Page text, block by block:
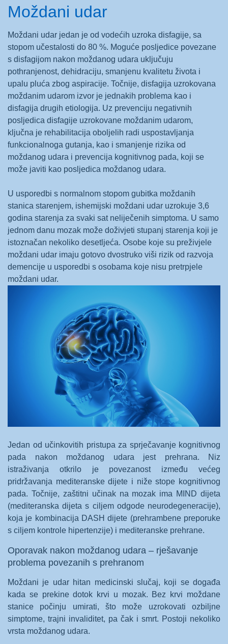
Moždani udar
Moždani udar jedan je od vodećih uzroka disfagije, sa
stopom učestalosti do 80 %. Moguće posljedice povezane
s disfagijom nakon moždanog udara uključuju
pothranjenost, dehidraciju, smanjenu kvalitetu života i
upalu pluća zbog aspiracije. Točnije, disfagija uzrokovana
moždanim udarom izvor je jednakih problema kao i
disfagija drugih etiologija. Uz prevenciju negativnih
posljedica disfagije uzrokovane moždanim udarom,
ključna je rehabilitacija oboljelih radi uspostavljanja
funkcionalnoga gutanja, kao i smanjenje rizika od
moždanog udara i prevencija kognitivnog pada, koji se
može javiti kao posljedica moždanog udara.
U usporedbi s normalnom stopom gubitka moždanih
stanica starenjem, ishemijski moždani udar uzrokuje 3,6
godina starenja za svaki sat neliječenih simptoma. U samo
jednom danu mozak može doživjeti stupanj starenja koji je
istoznačan nekoliko desetljeća. Osobe koje su preživjele
moždani udar imaju gotovo dvostruko viši rizik od razvoja
demencije u usporedbi s osobama koje nisu pretrpjele
moždani udar.
Jedan od učinkovitih pristupa za sprječavanje kognitivnog
pada nakon moždanog udara jest prehrana. Niz
istraživanja otkrilo je povezanost između većeg
pridržavanja mediteranske dijete i niže stope kognitivnog
pada. Točnije, zaštitni učinak na mozak ima MIND dijeta
(mediteranska dijeta s ciljem odgode neurodegeneracije),
koja je kombinacija DASH dijete (prehrambene preporuke
s ciljem kontrole hipertenzije) i mediteranske prehrane.
Oporavak nakon moždanog udara – rješavanje
problema povezanih s prehranom
Moždani je udar hitan medicinski slučaj, koji se događa
kada se prekine dotok krvi u mozak. Bez krvi moždane
stanice počinju umirati, što može uzrokovati ozbiljne
simptome, trajni invaliditet, pa čak i smrt. Postoji nekoliko
vrsta moždanog udara.